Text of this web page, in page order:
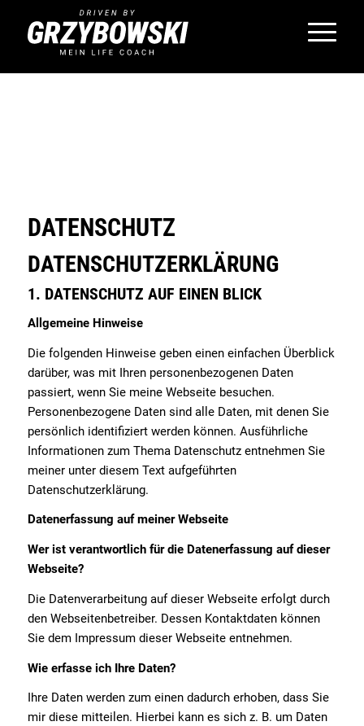
DATENSCHUTZ
DATENSCHUTZERKLÄRUNG
1. DATENSCHUTZ AUF EINEN BLICK
Allgemeine Hinweise
Die folgenden Hinweise geben einen einfachen Überblick
darüber, was mit Ihren personenbezogenen Daten
passiert, wenn Sie meine Webseite besuchen.
Personenbezogene Daten sind alle Daten, mit denen Sie
persönlich identifiziert werden können. Ausführliche
Informationen zum Thema Datenschutz entnehmen Sie
meiner unter diesem Text aufgeführten
Datenschutzerklärung.
Datenerfassung auf meiner Webseite
Wer ist verantwortlich für die Datenerfassung auf dieser
Webseite?
Die Datenverarbeitung auf dieser Webseite erfolgt durch
den Webseitenbetreiber. Dessen Kontaktdaten können
Sie dem Impressum dieser Webseite entnehmen.
Wie erfasse ich Ihre Daten?
Ihre Daten werden zum einen dadurch erhoben, dass Sie
mir diese mitteilen. Hierbei kann es sich z. B. um Daten